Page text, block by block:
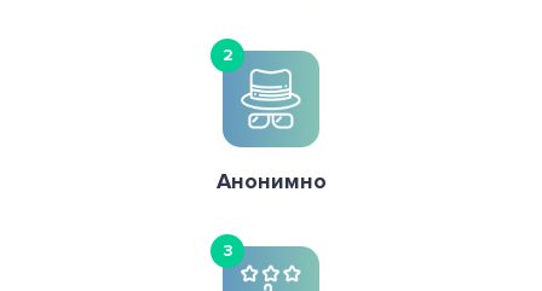
2
Анонимно
3